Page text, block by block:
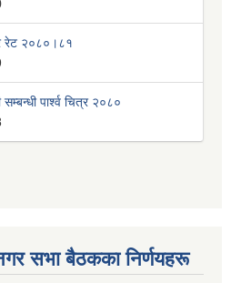
रेट २०८०।८१
सम्बन्धी पार्श्व चित्र २०८०
सभा बैठकका निर्णयहरू